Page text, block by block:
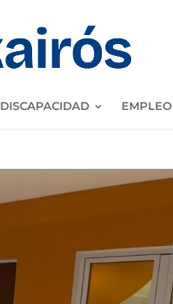
DISCAPACIDAD EMPLEO